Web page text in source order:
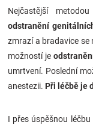
Nejčastější
odstranění
zmrazí a bradavice se
možností je
umrtvení. Poslední
anestezii. Při léčbě je
I přes úspěšnou